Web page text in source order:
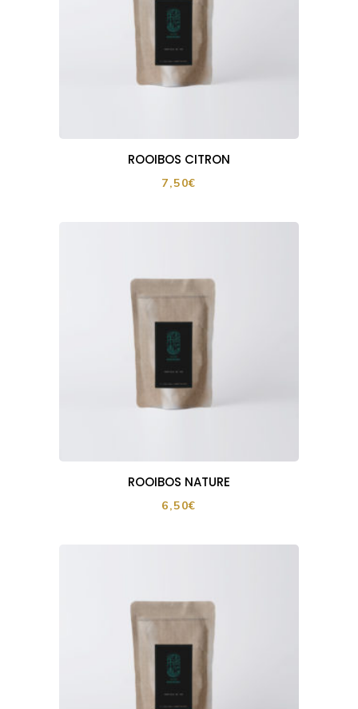
ROOIBOS CITRON
7,50€
ROOIBOS NATURE
6,50€